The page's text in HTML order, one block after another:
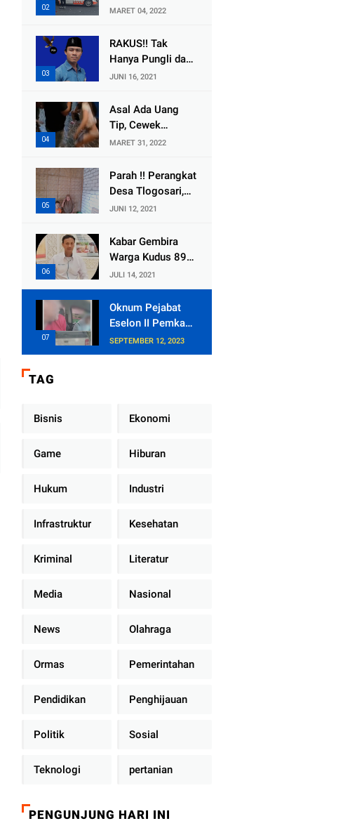
Jenazah Kepala
Mengalami
Kecelakaan
MARET 04, 2022
RAKUS!! Tak
Hanya Pungli dan
Dana Bedah
Diembat, ,
Perangkat Desa
Selewengkan
Bantuan Mushola
JUNI 16, 2021
Asal Ada Uang
Tip, Cewek
Pemandu Karaoke
Bersedia Bugil
MARET 31, 2022
Parah !! Perangkat
Desa Tlogosari,
Kecamatan
Embat Dana Bedah
Rumah dari
JUNI 12, 2021
Kabar Gembira
Warga Kudus 89
Persen RT di
Kudus Zona Hijau
JULI 14, 2021
Oknum Pejabat
Eselon II Pemkab
Lampung Utara
Asik Ngobrol
Dinas
SEPTEMBER 12, 2023
TAG
Bisnis Ekonomi
Game Hiburan
Hukum Industri
Infrastruktur Kesehatan
Kriminal Literatur
Media Nasional
News Olahraga
Ormas Pemerintahan
Pendidikan Penghijauan
Politik Sosial
Teknologi pertanian
PENGUNJUNG HARI INI